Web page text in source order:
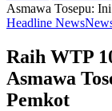
Asmawa Tosepu:
Headline News
Raih WTP
Asmawa
Pemkot